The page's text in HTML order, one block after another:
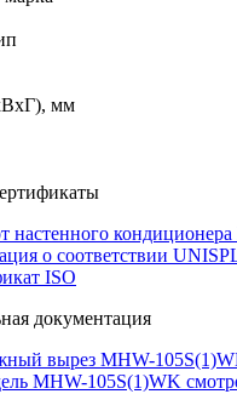
мм
настенного
о соответствии
ISO
документация
вырез MHW-
MHW-105S(1)WK